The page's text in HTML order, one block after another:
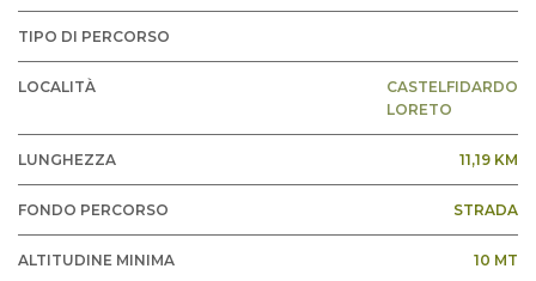
TIPO DI PERCORSO
LOCALITÀ
CASTELFIDARDO
LORETO
LUNGHEZZA 11,19 KM
FONDO PERCORSO STRADA
ALTITUDINE MINIMA 10 MT